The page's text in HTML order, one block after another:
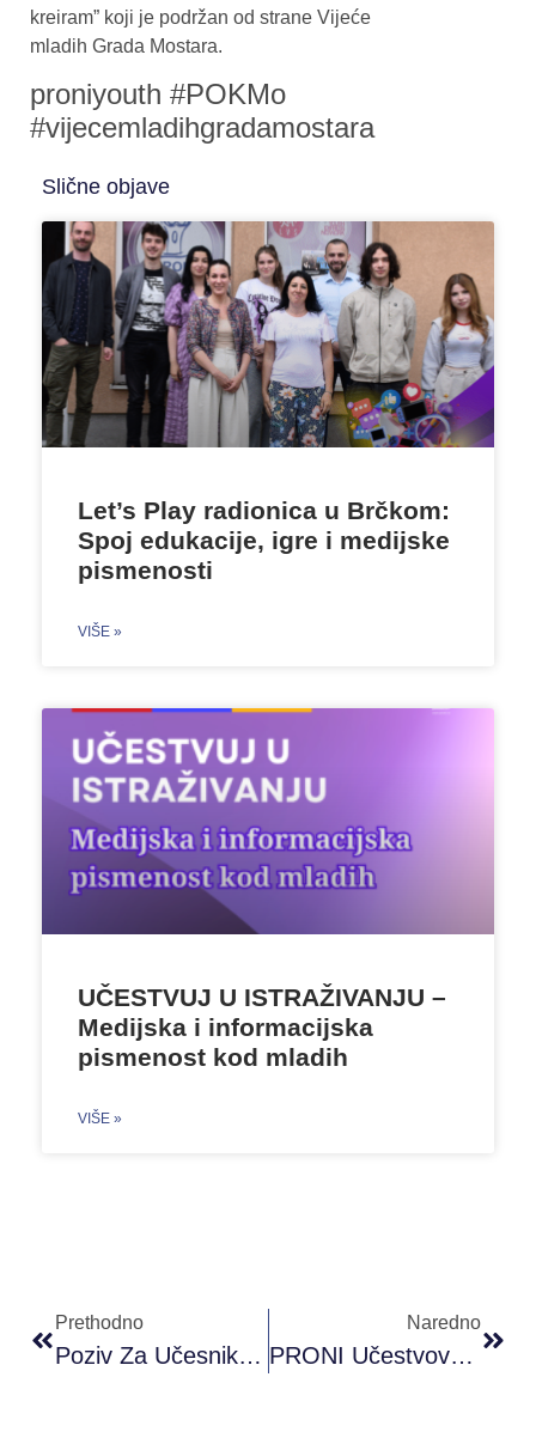
kreiram” koji je podržan od strane Vijeće
mladih Grada Mostara.
proniyouth #POKMo
#vijecemladihgradamostara
Slične objave
Let’s Play radionica u Brčkom:
Spoj edukacije, igre i medijske
pismenosti
VIŠE »
UČESTVUJ U ISTRAŽIVANJU –
Medijska i informacijska
pismenost kod mladih
VIŠE »
Prethodno
Poziv Za Učesnike/ce Iz Sarajeva – “Kurs Turskog Jezika”
Naredno
PRONI Učestvovao Na EYCA Konferenciji I Generalnoj Skupštini